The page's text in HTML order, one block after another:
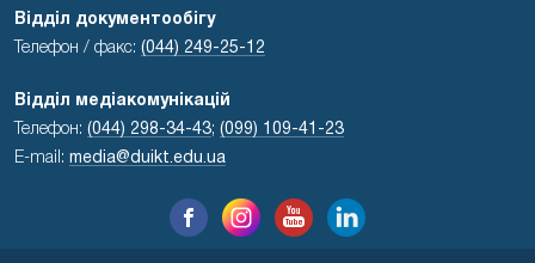
Відділ документообігу
Телефон / факс: (044) 249-25-12
Відділ медіакомунікацій
Телефон: (044) 298-34-43; (099) 109-41-23
E-mail: media@duikt.edu.ua